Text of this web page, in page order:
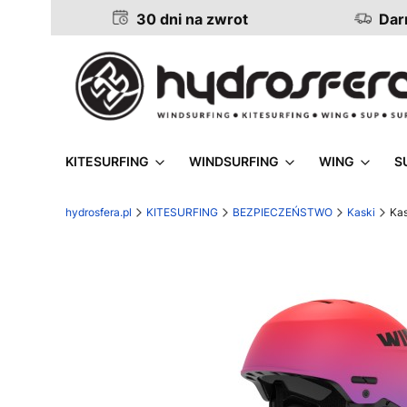
30 dni na zwrot
KITESURFING WINDSURFING WING
hydrosfera.pl KITESURFING BEZPIECZEŃSTWO Kaski